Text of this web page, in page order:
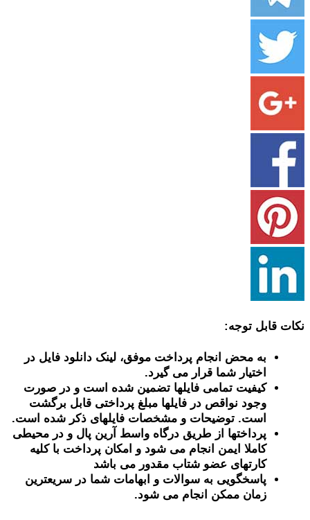
نکات قابل توجه:
به محض انجام پرداخت موفق، لینک دانلود فایل در
اختیار شما قرار می گیرد.
کیفیت تمامی فایلها تضمین شده است و در صورت
وجود نواقص در فایلها مبلغ پرداختی قابل برگشت
است. توضیحات و مشخصات فایلهای ذکر شده است.
پرداختها از طریق درگاه واسط آرین پال و در محیطی
کاملا ایمن انجام می شود و امکان پرداخت با کلیه
کارتهای عضو شتاب مقدور می باشد
پاسخگویی به سوالات و ابهامات شما در سریعترین
زمان ممکن انجام می شود.